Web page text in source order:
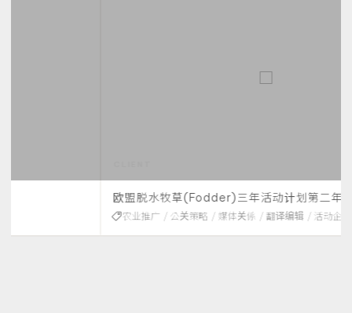
欧盟脱水牧草(Fodder)三年活动计划第二年
公关策略 媒体关係 翻译编辑 活动企划